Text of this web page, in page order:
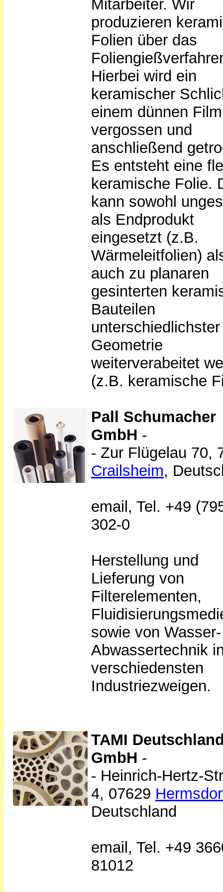
Mitarbeiter. Wir
produzieren
Folien über das
Hierbei wird ein
keramischer
einem dünnen Film
vergossen und
anschließend
Es entsteht eine
keramische Folie.
kann sowohl
als Endprodukt
eingesetzt (z.B.
Wärmeleitfolien)
auch zu planaren
gesinterten
Bauteilen
unterschiedlichster
Geometrie
weiterverabeitet
(z.B. keramische
Pall Schumacher
GmbH -
- Zur Flügelau 70,
Crailsheim,
email, Tel. +49
302-0
Herstellung und
Lieferung von
Filterelementen,
sowie von
Abwassertechnik
verschiedensten
Industriezweigen.
TAMI
GmbH -
- Heinrich-Hertz-
4, 07629
Deutschland
email, Tel. +49
81012